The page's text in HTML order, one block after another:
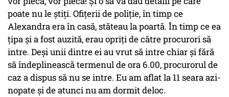
poate nu le ştiţi. Ofiţerii de poliţie, în timp ce
Alexandra era în casă, stăteau la poartă. În timp ce ea
ţipa şi a fost auzită, erau opriţi de către procurori să
intre. Deşi unii dintre ei au vrut să intre chiar şi fără
să îndeplinească termenul de ora 6.00, procurorul de
caz a dispus să nu se intre. Eu am aflat la 11 seara azi-
nopate şi de atunci nu am dormit deloc.